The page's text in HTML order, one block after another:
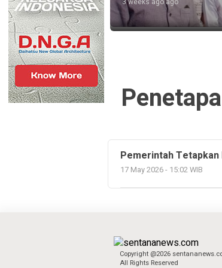
Pemerintah Tetapkan
17 May 2026 - 15:02 WIB
Copyright @2026
All Rights Reserved